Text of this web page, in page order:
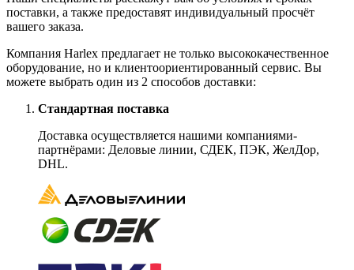
поставки, а также предоставят индивидуальный просчёт
вашего заказа.
Компания Harlex предлагает не только высококачественное
оборудование, но и клиентоориентированный сервис. Вы
можете выбрать один из 2 способов доставки:
Стандартная поставка
Доставка осуществляется нашими компаниями-
партнёрами: Деловые линии, СДЕК, ПЭК, ЖелДор,
DHL.